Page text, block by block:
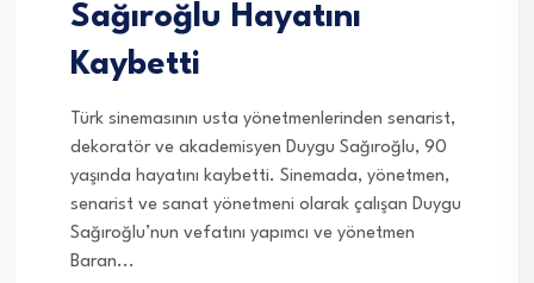
Sağıroğlu Hayatını
Kaybetti
Türk sinemasının usta yönetmenlerinden senarist,
dekoratör ve akademisyen Duygu Sağıroğlu, 90
yaşında hayatını kaybetti. Sinemada, yönetmen,
senarist ve sanat yönetmeni olarak çalışan Duygu
Sağıroğlu’nun vefatını yapımcı ve yönetmen
Baran...